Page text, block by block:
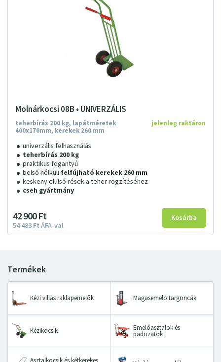
Molnárkocsi 08B • UNIVERZÁLIS
teherbírás 200 kg, lapátméretek
400x170mm, kerekek 260 mm
univerzális felhasználás
teherbírás 200 kg
praktikus fogantyú
belső nélküli felfújható kerekek 260 mm
keskeny elülső rések a teher rögzítéséhez
cseh gyártmány
jelenleg raktáron
42900Ft
54 483 Ft ÁFA-val
Kézi villás raklapemelők Magasemelő targoncák
Kézikocsik Emelőasztalok és
padozatok
Asztalkocsik és kétkerekes